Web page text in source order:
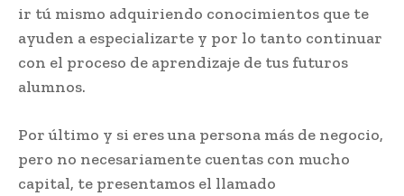
ir tú mismo adquiriendo conocimientos que te
ayuden a especializarte y por lo tanto continuar
con el proceso de aprendizaje de tus futuros
alumnos.
Por último y si eres una persona más de negocio,
pero no necesariamente cuentas con mucho
capital, te presentamos el llamado